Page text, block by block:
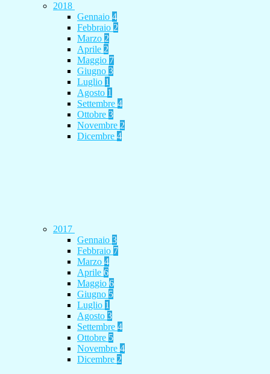
2018
Gennaio 4
Febbraio 2
Marzo 2
Aprile 2
Maggio 7
Giugno 3
Luglio 1
Agosto 1
Settembre 4
Ottobre 3
Novembre 2
Dicembre 4
2017
Gennaio 3
Febbraio 7
Marzo 4
Aprile 6
Maggio 6
Giugno 5
Luglio 1
Agosto 3
Settembre 4
Ottobre 5
Novembre 4
Dicembre 2